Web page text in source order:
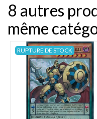
8 autres
même
RUPTURE DE STOCK